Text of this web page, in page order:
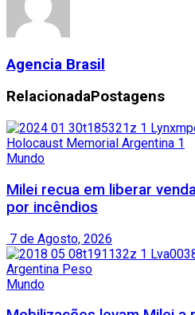
Agencia Brasil
RelacionadaPostagens
Mundo
Milei recua em liberar
por incêndios
7 de Agosto, 2026
Mundo